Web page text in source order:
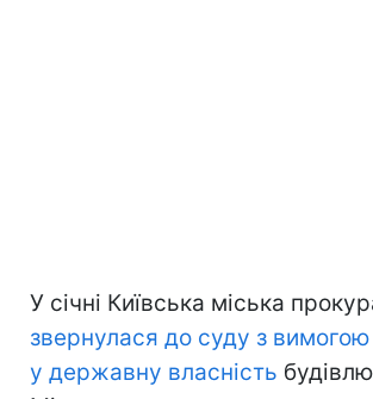
У січні Київська міська
звернулася до суду з
у державну власність будівлю